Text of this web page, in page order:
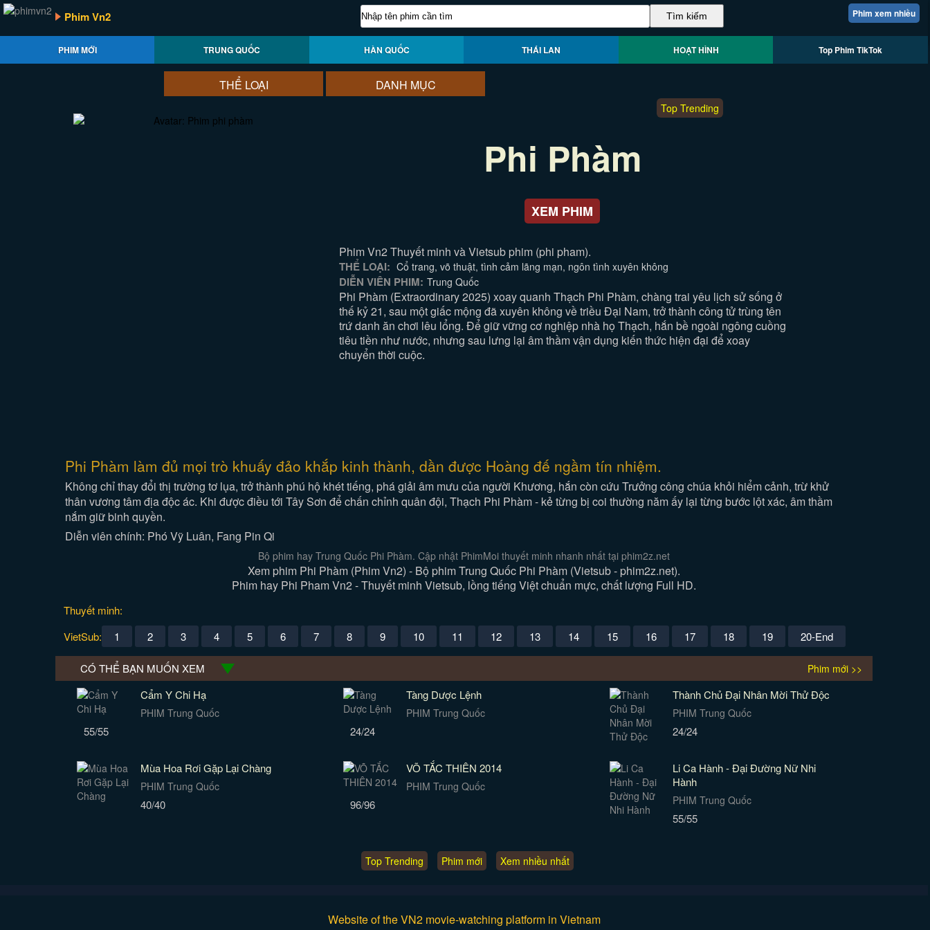
Phim xem nhiều
Phim Vn2
PHIM MỚI TRUNG QUỐC HÀN QUỐC THÁI LAN HOẠT HÌNH Top Phim TikTok
THỂ LOẠI DANH MỤC
Top Trending
Phi Phàm
XEM PHIM
Phim Vn2 Thuyết minh và Vietsub phim (phi pham).
THỂ LOẠI: Cổ trang, võ thuật, tình cảm lãng mạn, ngôn tình xuyên không
DIỄN VIÊN PHIM: Trung Quốc
Phi Phàm (Extraordinary 2025) xoay quanh Thạch Phi Phàm, chàng trai yêu lịch sử sống ở
thế kỷ 21, sau một giấc mộng đã xuyên không về triều Đại Nam, trở thành công tử trùng tên
trứ danh ăn chơi lêu lổng. Để giữ vững cơ nghiệp nhà họ Thạch, hắn bề ngoài ngông cuồng
tiêu tiền như nước, nhưng sau lưng lại âm thầm vận dụng kiến thức hiện đại để xoay
chuyển thời cuộc.
Phi Phàm làm đủ mọi trò khuấy đảo khắp kinh thành, dần được Hoàng đế ngầm tín nhiệm.
Không chỉ thay đổi thị trường tơ lụa, trở thành phú hộ khét tiếng, phá giải âm mưu của người Khương, hắn còn cứu Trưởng công chúa khỏi hiểm cảnh, trừ khử
thân vương tâm địa độc ác. Khi được điều tới Tây Sơn để chấn chỉnh quân đội, Thạch Phi Phàm - kẻ từng bị coi thường năm ấy lại từng bước lột xác, âm thầm
nắm giữ binh quyền.
Diễn viên chính: Phó Vỹ Luân, Fang Pin Qi
Bộ phim hay Trung Quốc Phi Phàm. Cập nhật PhimMoi thuyết minh nhanh nhất tại phim2z.net
Xem phim Phi Phàm (Phim Vn2) - Bộ phim Trung Quốc Phi Phàm (Vietsub - phim2z.net).
Phim hay Phi Pham Vn2 - Thuyết minh Vietsub, lồng tiếng Việt chuẩn mực, chất lượng Full HD.
Thuyết minh:
VietSub:
1 2 3 4 5 6 7 8 9 10 11 12 13 14 15 16 17 18 19 20-End
CÓ THỂ BẠN MUỐN XEM Phim mới >>
Cẩm Y Chi Hạ
PHIM Trung Quốc
55/55
Tàng Dược Lệnh
PHIM Trung Quốc
24/24
Thành Chủ Đại Nhân Mời Thử Độc
PHIM Trung Quốc
24/24
Mùa Hoa Rơi Gặp Lại Chàng
PHIM Trung Quốc
40/40
VÕ TẮC THIÊN 2014
PHIM Trung Quốc
96/96
Li Ca Hành - Đại Đường Nữ Nhi
Hành
PHIM Trung Quốc
55/55
Top Trending Phim mới Xem nhiều nhất
Website of the VN2 movie-watching platform in Vietnam